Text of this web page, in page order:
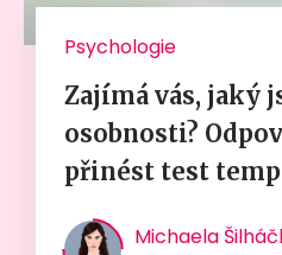
Psychologie
Zajímá vás, jaký
osobnosti?
přinést test
Michaela